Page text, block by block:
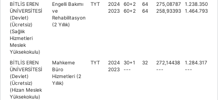
BİTLİS EREN
ÜNİVERSİTESİ
(Devlet)
(Ücretsiz)
(Sağlık
Hizmetleri
Meslek
Yüksekokulu)
Engelli Bakımı
ve
Rehabilitasyon
(2 Yıllık)
TYT
2024
2023
60+2
60+2
64
64
275,08787
258,93393
1.238.350
1.464.793
BİTLİS EREN
ÜNİVERSİTESİ
(Devlet)
(Ücretsiz)
(Hizan Meslek
Yüksekokulu)
Mahkeme
Büro
Hizmetleri (2
Yıllık)
TYT
2024
2023
30+1
---
32
272,14438
---
1.284.317
---